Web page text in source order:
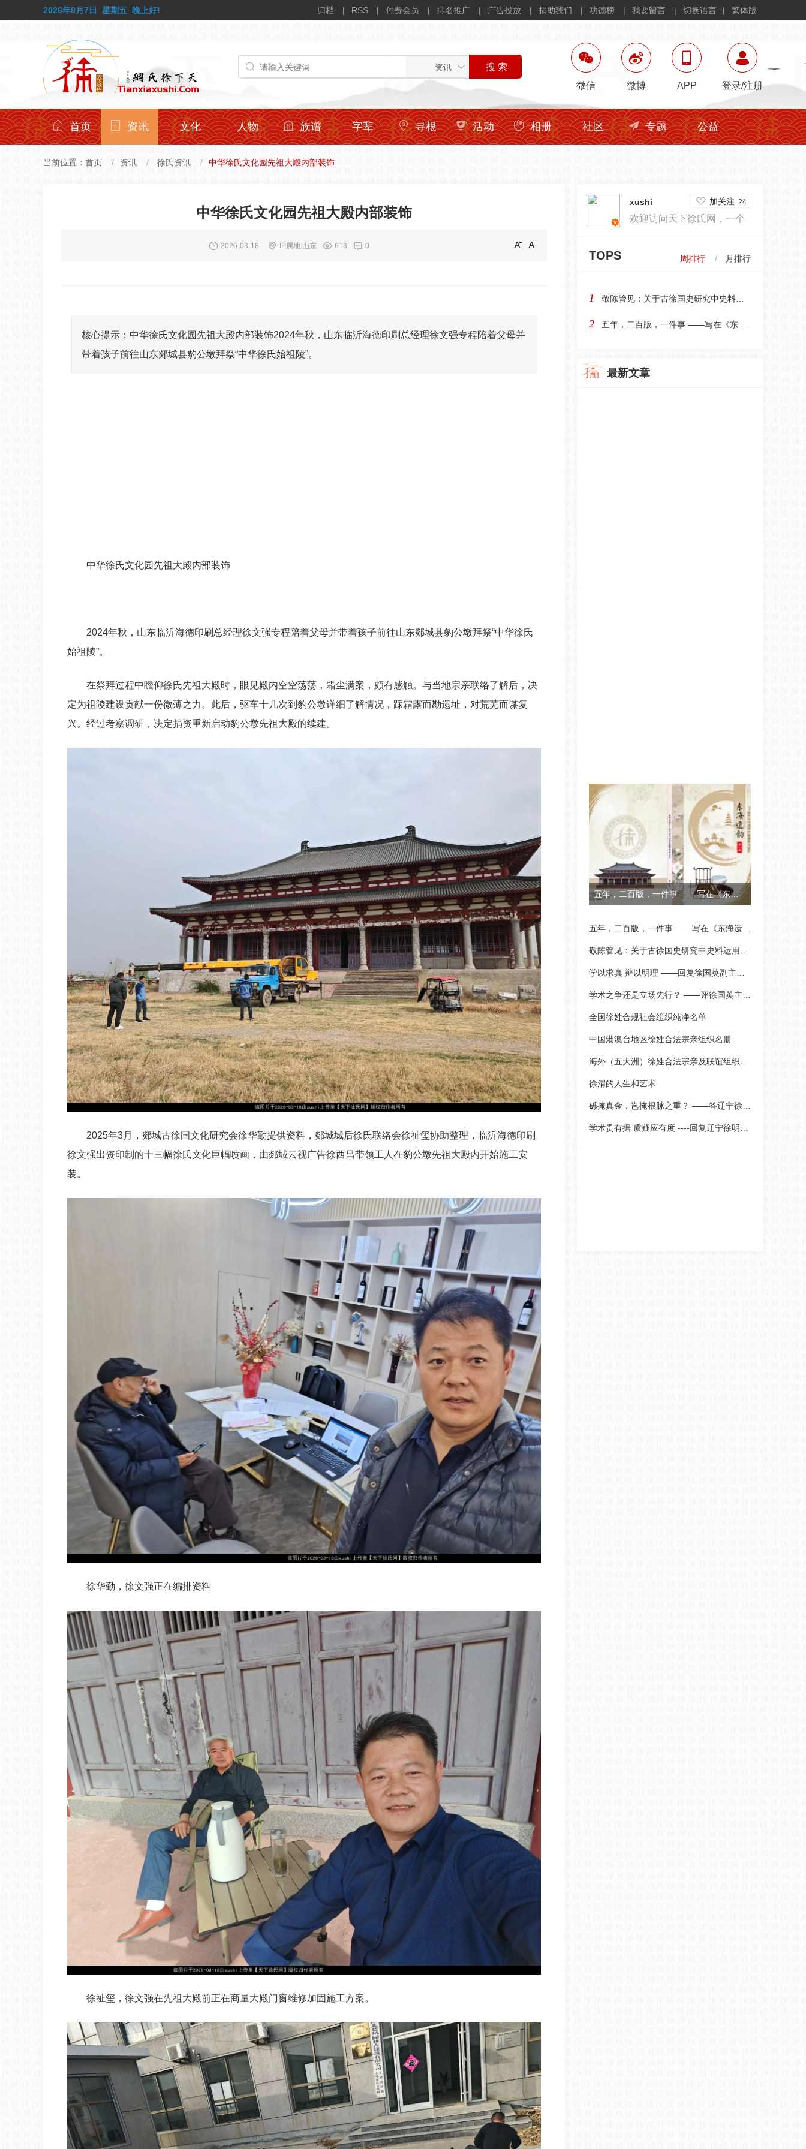
2026年8月7日 星期五 晚上好! 归档 RSS 付费会员 排名推广 广告投放 捐助我们 功德榜 我要留言 切换语言 繁体版
微信 微博 APP 登录/注册
首页 资讯 文化 人物 族谱 字辈 寻根 活动 相册 社区 专题 公益
当前位置： 首页 资讯 徐氏资讯 中华徐氏文化园先祖大殿内部装饰
中华徐氏文化园先祖大殿内部装饰
2026-03-18 IP属地 山东 613 0
核心提示：中华徐氏文化园先祖大殿内部装饰2024年秋，山东临沂海德印刷总经理徐文强专程陪着父母并
带着孩子前往山东郯城县豹公墩拜祭“中华徐氏始祖陵”。
中华徐氏文化园先祖大殿内部装饰
2024年秋，山东临沂海德印刷总经理徐文强专程陪着父母并带着孩子前往山东郯城县豹公墩拜祭“中华徐氏
始祖陵”。
在祭拜过程中瞻仰徐氏先祖大殿时，眼见殿内空空荡荡，霜尘满案，颇有感触。与当地宗亲联络了解后，决
定为祖陵建设贡献一份微薄之力。此后，驱车十几次到豹公墩详细了解情况，踩霜露而勘遗址，对荒芜而谋复
兴。经过考察调研，决定捐资重新启动豹公墩先祖大殿的续建。
2025年3月，郯城古徐国文化研究会徐华勤提供资料，郯城城后徐氏联络会徐祉玺协助整理，临沂海德印刷
徐文强出资印制的十三幅徐氏文化巨幅喷画，由郯城云视广告徐西昌带领工人在豹公墩先祖大殿内开始施工安
装。
徐华勤，徐文强正在编排资料
徐祉玺，徐文强在先祖大殿前正在商量大殿门窗维修加固施工方案。
xushi 加关注 24
欢迎访问天下徐氏网，一个
TOPS 周排行 月排行
1 敬陈管见：关于古徐国史研究中史料运用与论证方法之商
2 五年，二百版，一件事 ——写在《东海遗韵》V219定稿
最新文章
五年，二百版，一件事 ——写在《东海遗韵》V219定稿
全国徐姓合规社会组织纯净名单
中国港澳台地区徐姓合法宗亲组织名册
徐渭的人生和艺术